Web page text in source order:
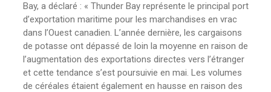
Bay, a déclaré : « Thunder Bay représente le principal port
d’exportation maritime pour les marchandises en vrac
dans l’Ouest canadien. L’année dernière, les cargaisons
de potasse ont dépassé de loin la moyenne en raison de
l’augmentation des exportations directes vers l’étranger
et cette tendance s’est poursuivie en mai. Les volumes
de céréales étaient également en hausse en raison des